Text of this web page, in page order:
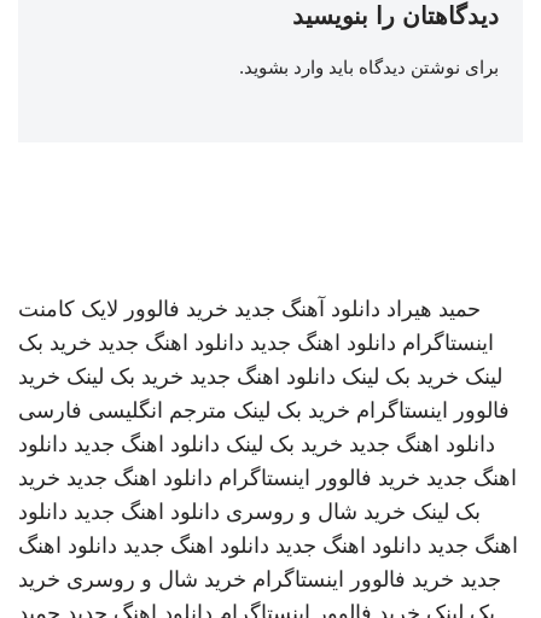
دیدگاهتان را بنویسید
برای نوشتن دیدگاه باید وارد بشوید.
حمید هیراد دانلود آهنگ جدید خرید فالوور لایک کامنت
اینستاگرام دانلود اهنگ جدید دانلود اهنگ جدید خرید بک
لینک خرید بک لینک دانلود اهنگ جدید خرید بک لینک خرید
فالوور اینستاگرام خرید بک لینک مترجم انگلیسی فارسی
دانلود اهنگ جدید خرید بک لینک دانلود اهنگ جدید دانلود
اهنگ جدید خرید فالوور اینستاگرام دانلود اهنگ جدید خرید
بک لینک خرید شال و روسری دانلود اهنگ جدید دانلود
اهنگ جدید دانلود اهنگ جدید دانلود اهنگ جدید دانلود اهنگ
جدید خرید فالوور اینستاگرام خرید شال و روسری خرید
بک لینک خرید فالوور اینستاگرام دانلود اهنگ جدید حمید